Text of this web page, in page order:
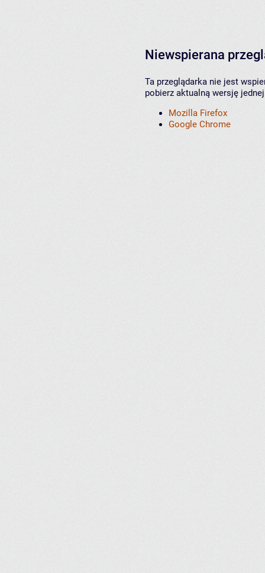
Niewspierana
Ta przeglądarka nie jest
pobierz aktualną wersję
Mozilla Firefox
Google Chrome